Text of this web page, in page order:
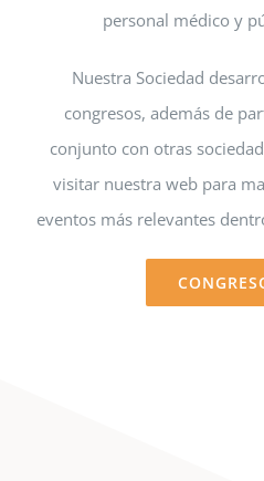
personal médico y
Nuestra Sociedad
congresos, además de
conjunto con otras
visitar nuestra web para
eventos más relevantes